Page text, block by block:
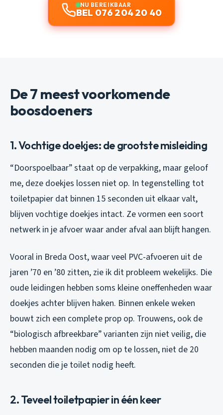
NU BEREIKBAAR
BEL 076 204 20 40
De 7 meest voorkomende
boosdoeners
1. Vochtige doekjes: de grootste misleiding
“Doorspoelbaar” staat op de verpakking, maar geloof
me, deze doekjes lossen niet op. In tegenstelling tot
toiletpapier dat binnen 15 seconden uit elkaar valt,
blijven vochtige doekjes intact. Ze vormen een soort
netwerk in je afvoer waar ander afval aan blijft hangen.
Vooral in Breda Oost, waar veel PVC-afvoeren uit de
jaren ’70 en ’80 zitten, zie ik dit probleem wekelijks. Die
oude leidingen hebben soms kleine oneffenheden waar
doekjes achter blijven haken. Binnen enkele weken
bouwt zich een complete prop op. Trouwens, ook de
“biologisch afbreekbare” varianten zijn niet veilig, die
hebben maanden nodig om op te lossen, niet de 20
seconden die je toilet nodig heeft.
2. Teveel toiletpapier in één keer